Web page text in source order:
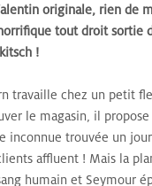
originale, rien de
tout droit sortie
!
travaille chez un petit
le magasin, il
inconnue trouvée un jour
affluent ! Mais la
humain et Seymour